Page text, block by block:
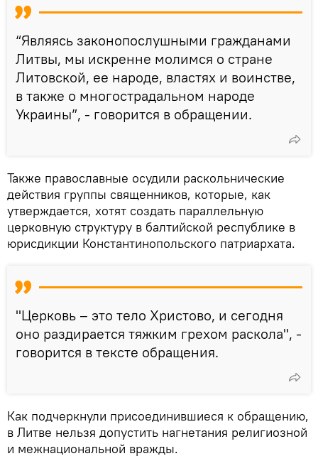
“Являясь законопослушными гражданами
Литвы, мы искренне молимся о стране
Литовской, ее народе, властях и воинстве,
в также о многострадальном народе
Украины”, - говорится в обращении.
Также православные осудили раскольнические
действия группы священников, которые, как
утверждается, хотят создать параллельную
церковную структуру в балтийской республике в
юрисдикции Константинопольского патриархата.
"Церковь – это тело Христово, и сегодня
оно раздирается тяжким грехом раскола", -
говорится в тексте обращения.
Как подчеркнули присоединившиеся к обращению,
в Литве нельзя допустить нагнетания религиозной
и межнациональной вражды.